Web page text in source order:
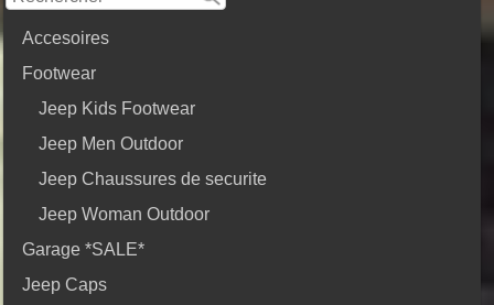
Accesoires
Footwear
Jeep Kids Footwear
Jeep Men Outdoor
Jeep Chaussures de securite
Jeep Woman Outdoor
Garage *SALE*
Jeep Caps